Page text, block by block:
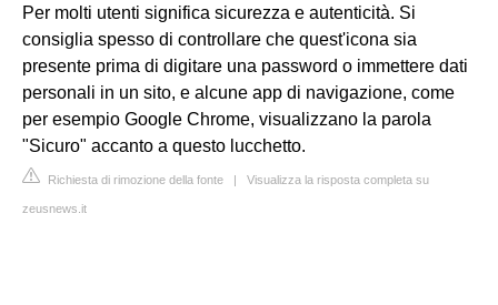
Per molti utenti significa sicurezza e autenticità. Si
consiglia spesso di controllare che quest'icona sia
presente prima di digitare una password o immettere dati
personali in un sito, e alcune app di navigazione, come
per esempio Google Chrome, visualizzano la parola
"Sicuro" accanto a questo lucchetto.
Richiesta di rimozione della fonte | Visualizza la risposta completa su
zeusnews.it